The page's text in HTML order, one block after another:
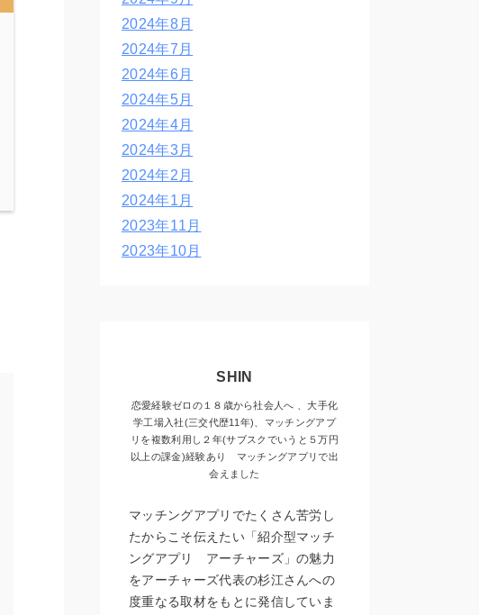
2024年8月
2024年7月
2024年6月
2024年5月
2024年4月
2024年3月
2024年2月
2024年1月
2023年11月
2023年10月
SHIN
恋愛経験ゼロの１８歳から社会人へ 、大手化
学工場入社(三交代歴11年)、マッチングアプ
リを複数利用し２年(サブスクでいうと５万円
以上の課金)経験あり マッチングアプリで出
会えました
マッチングアプリでたくさん苦労し
たからこそ伝えたい「紹介型マッチ
ングアプリ アーチャーズ」の魅力
をアーチャーズ代表の杉江さんへの
度重なる取材をもとに発信していま